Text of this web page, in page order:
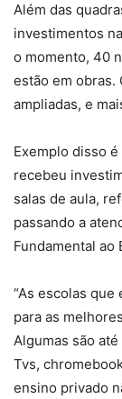
Além das
investimentos
o momento, 40
estão em obras.
ampliadas, e
Exemplo disso
recebeu
salas de aula,
passando a
Fundamental ao
“As escolas
para as
Algumas são
Tvs,
ensino privado